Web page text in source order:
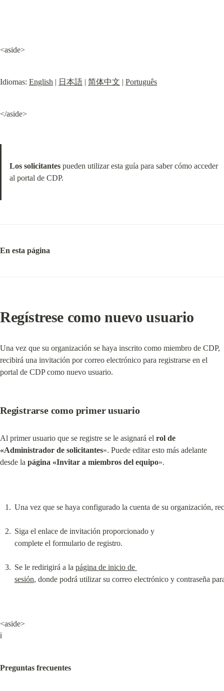
<aside>
Idiomas: English | 日本語 | 简体中文 | Português
</aside>
Los solicitantes pueden utilizar esta guía para saber cómo acceder
al portal de CDP.
En esta página
Regístrese como nuevo usuario
Una vez que su organización se haya inscrito como miembro de CDP,
recibirá una invitación por correo electrónico para registrarse en el
portal de CDP como nuevo usuario.
Registrarse como primer usuario
Al primer usuario que se registre se le asignará el rol de
«Administrador de solicitantes». Puede editar esto más adelante
desde la página «Invitar a miembros del equipo».
Una vez que se haya configurado la cuenta de su organización,
Siga el enlace de invitación proporcionado y
complete el formulario de registro.
Se le redirigirá a la página de inicio de
sesión, donde podrá utilizar su correo electrónico y contraseña
<aside>
ℹ️
Preguntas frecuentes